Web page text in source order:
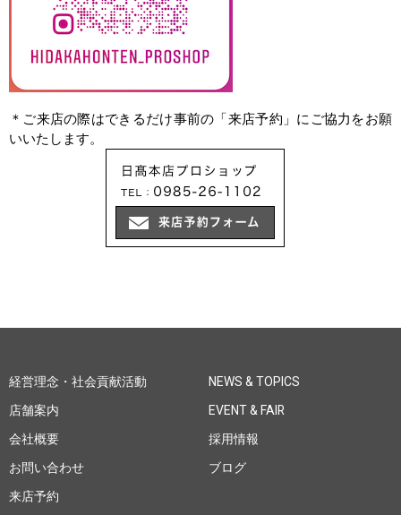
＊ご来店の際はできるだけ事前の「来店予約」にご協力をお願
いいたします。
経営理念・社会貢献活動
店舗案内
会社概要
お問い合わせ
来店予約
NEWS & TOPICS
EVENT & FAIR
採用情報
ブログ